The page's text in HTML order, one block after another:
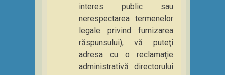
interes public sau
nerespectarea termenelor
legale privind furnizarea
răspunsului), vă puteţi
adresa cu o reclamaţie
administrativă directorului